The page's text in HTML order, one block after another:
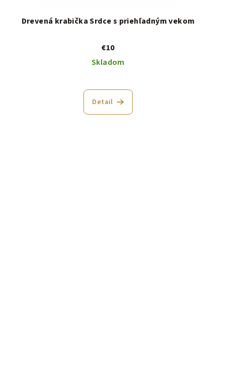
Drevená krabička Srdce s priehľadným vekom
€10
Skladom
Detail